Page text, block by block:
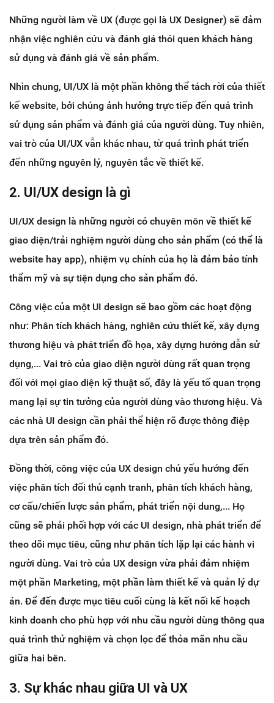
Những người làm về UX (được gọi là UX Designer) sẽ đảm
nhận việc nghiên cứu và đánh giá thói quen khách hàng
sử dụng và đánh giá về sản phẩm.
Nhìn chung, UI/UX là một phần không thể tách rời của thiết
kế website, bởi chúng ảnh hưởng trực tiếp đến quá trình
sử dụng sản phẩm và đánh giá của người dùng. Tuy nhiên,
vai trò của UI/UX vẫn khác nhau, từ quá trình phát triển
đến những nguyên lý, nguyên tắc về thiết kế.
2. UI/UX design là gì
UI/UX design là những người có chuyên môn về thiết kế
giao diện/trải nghiệm người dùng cho sản phẩm (có thể là
website hay app), nhiệm vụ chính của họ là đảm bảo tính
thẩm mỹ và sự tiện dụng cho sản phẩm đó.
Công việc của một UI design sẽ bao gồm các hoạt động
như: Phân tích khách hàng, nghiên cứu thiết kế, xây dựng
thương hiệu và phát triển đồ họa, xây dựng hướng dẫn sử
dụng,... Vai trò của giao diện người dùng rất quan trọng
đối với mọi giao diện kỹ thuật số, đây là yếu tố quan trọng
mang lại sự tin tưởng của người dùng vào thương hiệu. Và
các nhà UI design cần phải thể hiện rõ được thông điệp
dựa trên sản phẩm đó.
Đồng thời, công việc của UX design chủ yếu hướng đến
việc phân tích đối thủ cạnh tranh, phân tích khách hàng,
cơ cấu/chiến lược sản phẩm, phát triển nội dung,... Họ
cũng sẽ phải phối hợp với các UI design, nhà phát triển để
theo dõi mục tiêu, cũng như phân tích lặp lại các hành vi
người dùng. Vai trò của UX design vừa phải đảm nhiệm
một phần Marketing, một phần làm thiết kế và quản lý dự
án. Để đến được mục tiêu cuối cùng là kết nối kế hoạch
kinh doanh cho phù hợp với nhu cầu người dùng thông qua
quá trình thử nghiệm và chọn lọc để thỏa mãn nhu cầu
giữa hai bên.
3. Sự khác nhau giữa UI và UX